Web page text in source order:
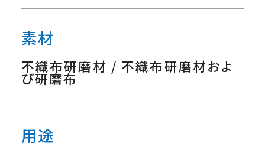
素材
不織布研磨材 / 不織布研磨材およ
び研磨布
用途